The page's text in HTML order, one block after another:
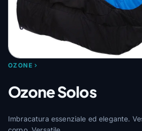
OZONE
Ozone Solos
Imbracatura essenziale ed elegante.